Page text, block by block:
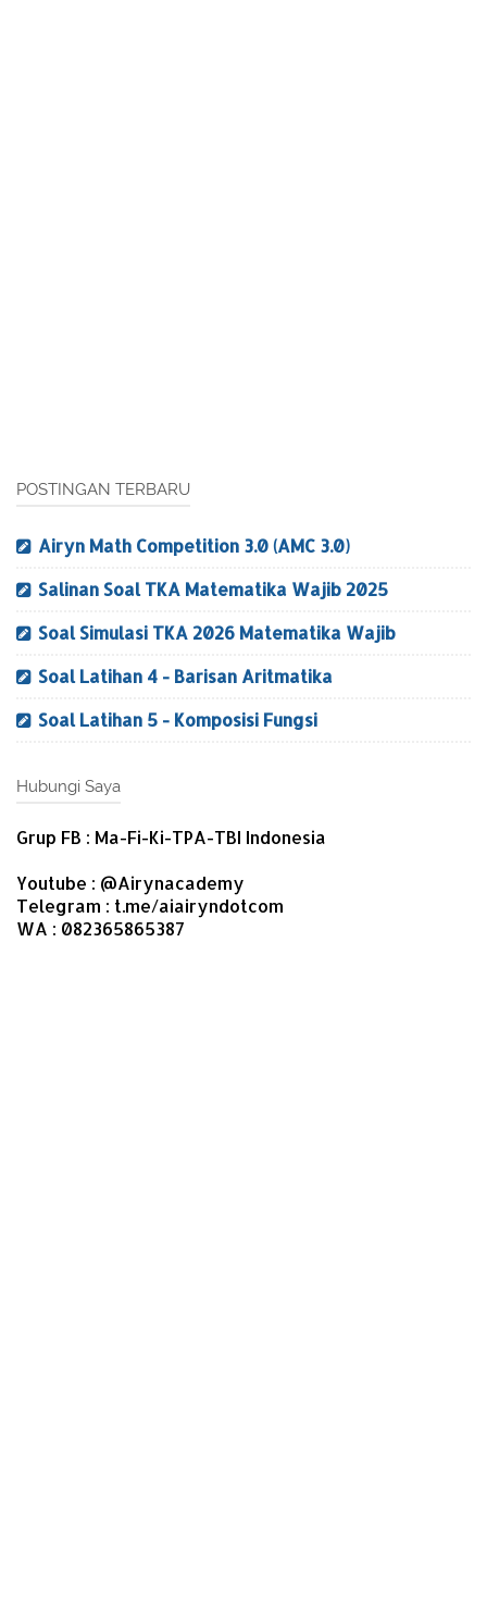
POSTINGAN TERBARU
Airyn Math Competition 3.0 (AMC 3.0)
Salinan Soal TKA Matematika Wajib 2025
Soal Simulasi TKA 2026 Matematika Wajib
Soal Latihan 4 - Barisan Aritmatika
Soal Latihan 5 - Komposisi Fungsi
Hubungi Saya
Grup FB : Ma-Fi-Ki-TPA-TBI Indonesia
Youtube : @Airynacademy
Telegram : t.me/aiairyndotcom
WA : 082365865387